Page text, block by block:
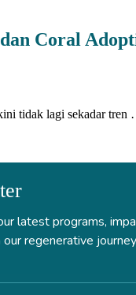
Coral
tidak lagi sekadar tren
latest programs,
regenerative